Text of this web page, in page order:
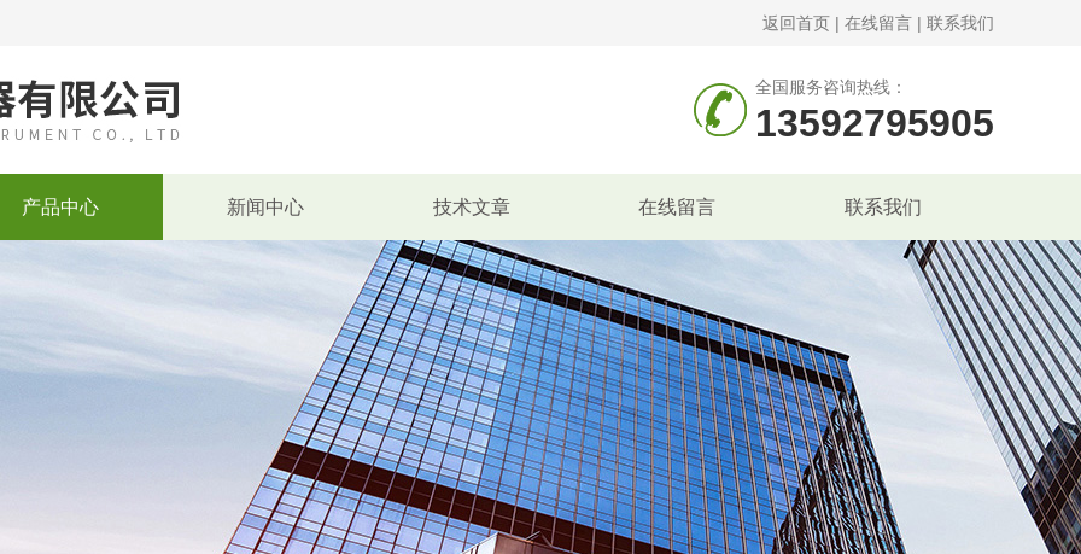
返回首页 | 在线留言 | 联系我们
全国服务咨询热线：
13592795905
产品中心 新闻中心 技术文章 在线留言 联系我们